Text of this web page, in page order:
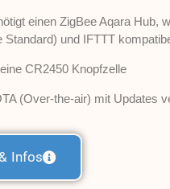
einen ZigBee Aqara Hub,
und IFTTT
CR2450 Knopfzelle
(Over-the-air) mit Updates
Infos